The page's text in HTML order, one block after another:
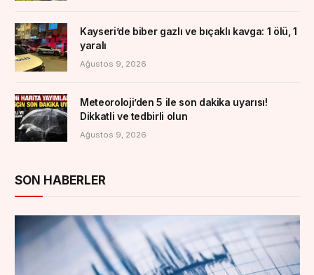
Kayseri’de biber gazlı ve bıçaklı kavga: 1 ölü, 1
yaralı
Ağustos 9, 2026
Meteoroloji’den 5 ile son dakika uyarısı!
Dikkatli ve tedbirli olun
Ağustos 9, 2026
SON HABERLER